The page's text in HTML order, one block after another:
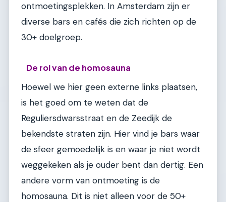
ontmoetingsplekken. In Amsterdam zijn er
diverse bars en cafés die zich richten op de
30+ doelgroep.
De rol van de homosauna
Hoewel we hier geen externe links plaatsen,
is het goed om te weten dat de
Reguliersdwarsstraat en de Zeedijk de
bekendste straten zijn. Hier vind je bars waar
de sfeer gemoedelijk is en waar je niet wordt
weggekeken als je ouder bent dan dertig. Een
andere vorm van ontmoeting is de
homosauna. Dit is niet alleen voor de 50+